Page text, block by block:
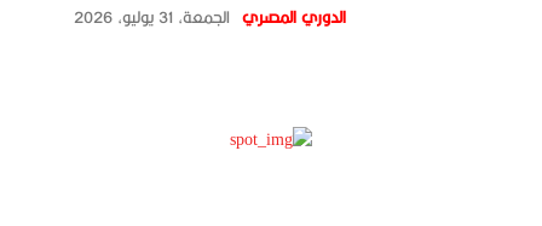
الدوري المصري الجمعة، 31 يوليو، 2026